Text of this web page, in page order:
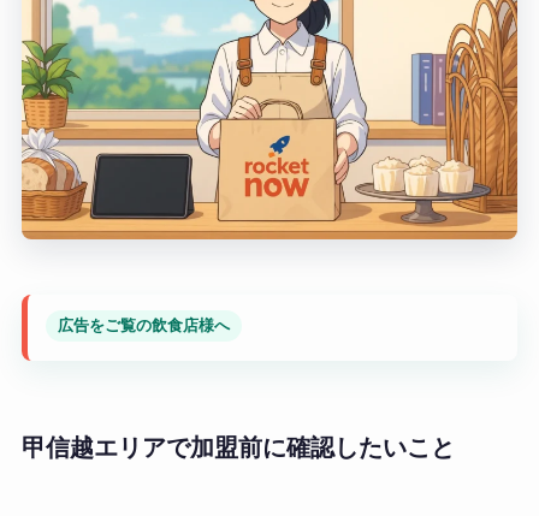
広告をご覧の飲食店様へ
甲信越エリアで加盟前に確認したいこと